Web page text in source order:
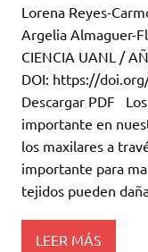
Lorena Reyes-
Argelia Almaguer-
CIENCIA UANL /
DOI: https://
Descargar PDF
importante en
los maxilares a
importante para
tejidos pueden
LEER MÁS